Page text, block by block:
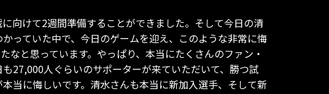
向けて2週間準備することができました。そして今日の清
っていた中で、今日のゲームを迎え、このような非常に悔
なと思っています。やっぱり、本当にたくさんのファン・
27,000人ぐらいのサポーターが来ていただいて、勝つ試
当に悔しいです。清水さんも本当に新加入選手、そして新